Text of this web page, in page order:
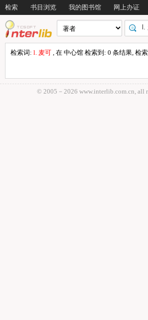
检索 书目浏览 我的图书馆 网上办证
检索词: l. 麦可 , 在 中心馆 检索到: 0 条结果, 检
© 2005－ 2026 www.interlib.com.cn, all